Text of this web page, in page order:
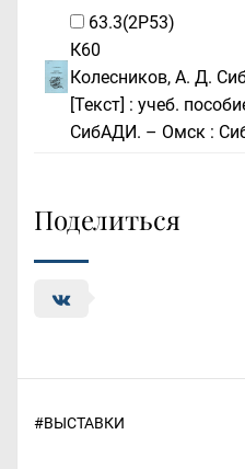
63.3(2Р53)
К60
Колесников, А. Д.
[Текст] : учеб.
СибАДИ. – Омск :
Поделиться
#ВЫСТАВКИ